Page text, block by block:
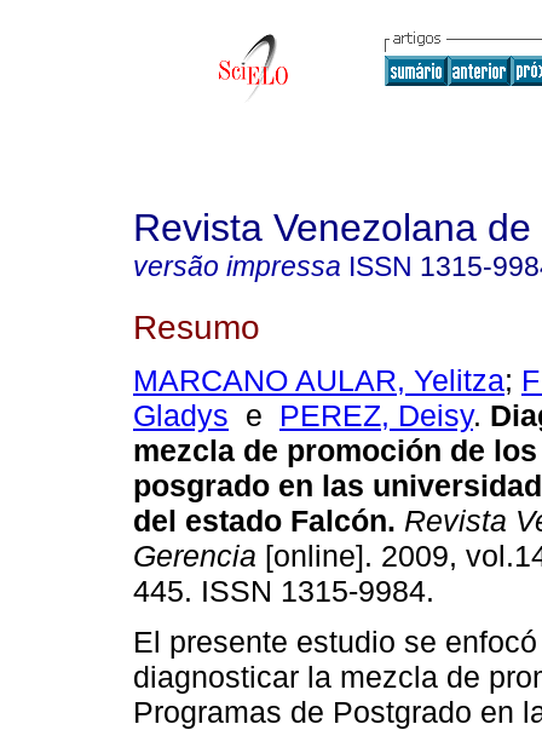
Revista Venezolana
versão impressa ISSN 1315-
Resumo
MARCANO AULAR, Yelitza;
Gladys e PEREZ, Deisy.
mezcla de promoción de
posgrado en las
del estado Falcón. Revista
Gerencia [online]. 2009,
445. ISSN 1315-9984.
El presente estudio se
diagnosticar la mezcla de
Programas de Postgrado en